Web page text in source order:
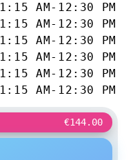
und kann
lieben Dank!
Mar 25
AM- 12:30 PM
AM- 12:30 PM
AM- 12:30 PM
AM- 12:30 PM
AM- 12:30 PM
AM- 12:30 PM
€144.00